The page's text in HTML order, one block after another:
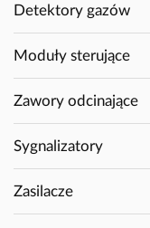
Detektory gazów
Moduły sterujące
Zawory odcinające
Sygnalizatory
Zasilacze